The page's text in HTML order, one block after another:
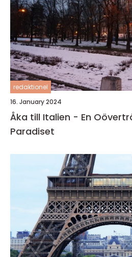
redaktionel
16. January 2024
Åka till Italien - En
Paradiset